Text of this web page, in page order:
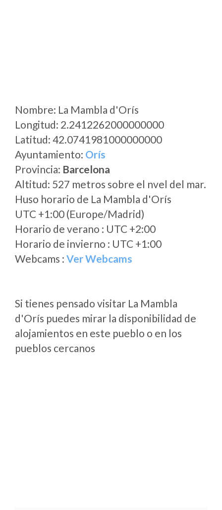
Nombre: La Mambla d'Orís
Longitud: 2.2412262000000000
Latitud: 42.0741981000000000
Ayuntamiento: Orís
Provincia: Barcelona
Altitud: 527 metros sobre el nvel del mar.
Huso horario de La Mambla d'Orís
UTC +1:00 (Europe/Madrid)
Horario de verano : UTC +2:00
Horario de invierno : UTC +1:00
Webcams : Ver Webcams
Si tienes pensado visitar La Mambla
d'Orís puedes mirar la disponibilidad de
alojamientos en este pueblo o en los
pueblos cercanos